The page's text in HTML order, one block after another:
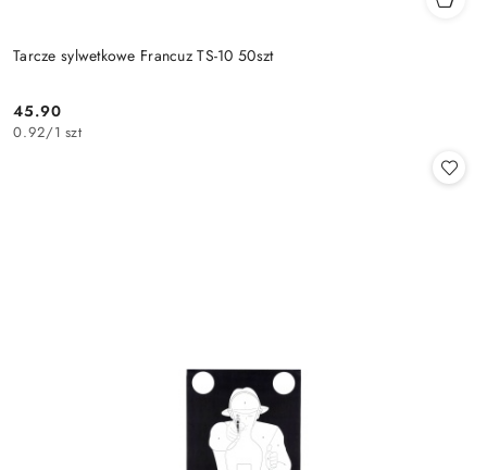
Tarcze sylwetkowe Francuz TS-10 50szt
Cena:
45.90
0.92/1 szt